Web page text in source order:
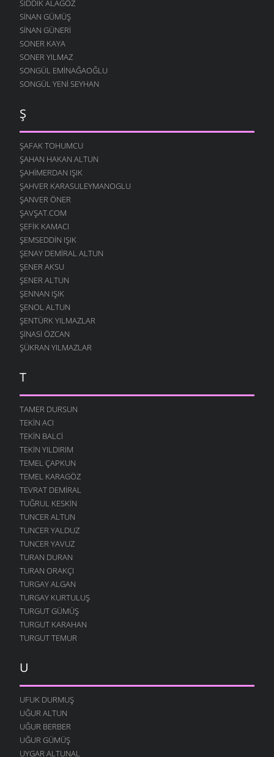
SIDDIK ALAGÖZ
SINAN GÜMÜŞ
SINAN GÜNERI
SONER KAYA
SONER YILMAZ
SONGÜL EMINAĞAOĞLU
SONGÜL YENI SEYHAN
Ş
ŞAFAK TOHUMCU
ŞAHAN HAKAN ALTUN
ŞAHIMERDAN IŞIK
ŞAHVER KARASULEYMANOGLU
ŞANVER ÖNER
ŞAVŞAT.COM
ŞEFIK KAMACI
ŞEMSEDDIN IŞIK
ŞENAY DEMIRAL ALTUN
ŞENER AKSU
ŞENER ALTUN
ŞENNAN IŞIK
ŞENOL ALTUN
ŞENTÜRK YILMAZLAR
ŞINASI ÖZCAN
ŞÜKRAN YILMAZLAR
T
TAMER DURSUN
TEKIN ACI
TEKIN BALCI
TEKIN YILDIRIM
TEMEL ÇAPKUN
TEMEL KARAGÖZ
TEVRAT DEMIRAL
TUĞRUL KESKIN
TUNCER ALTUN
TUNCER YALDUZ
TUNCER YAVUZ
TURAN DURAN
TURAN ORAKÇI
TURGAY ALGAN
TURGAY KURTULUŞ
TURGUT GÜMÜŞ
TURGUT KARAHAN
TURGUT TEMUR
U
UFUK DURMUŞ
UĞUR ALTUN
UĞUR BERBER
UĞUR GÜMÜŞ
UYGAR ALTUNAL